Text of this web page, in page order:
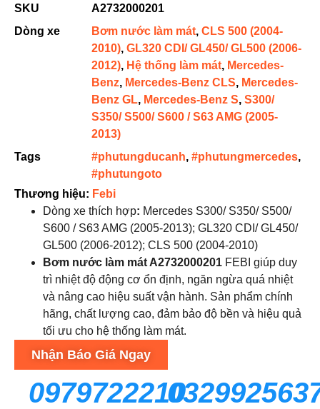
SKU
A2732000201
Dòng xe
Bơm nước làm mát, CLS 500 (2004-
2010), GL320 CDI/ GL450/ GL500 (2006-
2012), Hệ thống làm mát, Mercedes-
Benz, Mercedes-Benz CLS, Mercedes-
Benz GL, Mercedes-Benz S, S300/
S350/ S500/ S600 / S63 AMG (2005-
2013)
Tags
#phutungducanh, #phutungmercedes,
#phutungoto
Thương hiệu: Febi
Dòng xe thích hợp: Mercedes S300/ S350/ S500/
S600 / S63 AMG (2005-2013); GL320 CDI/ GL450/
GL500 (2006-2012); CLS 500 (2004-2010)
Bơm nước làm mát A2732000201 FEBI giúp duy
trì nhiệt độ động cơ ổn định, ngăn ngừa quá nhiệt
và nâng cao hiệu suất vận hành. Sản phẩm chính
hãng, chất lượng cao, đảm bảo độ bền và hiệu quả
tối ưu cho hệ thống làm mát.
Nhận Báo Giá Ngay
0979722210